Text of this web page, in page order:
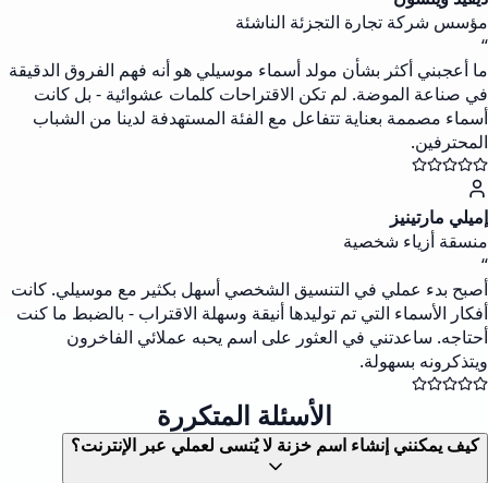
مؤسس شركة تجارة التجزئة الناشئة
“
ما أعجبني أكثر بشأن مولد أسماء موسيلي هو أنه فهم الفروق الدقيقة
في صناعة الموضة. لم تكن الاقتراحات كلمات عشوائية - بل كانت
أسماء مصممة بعناية تتفاعل مع الفئة المستهدفة لدينا من الشباب
المحترفين.
إميلي مارتينيز
منسقة أزياء شخصية
“
أصبح بدء عملي في التنسيق الشخصي أسهل بكثير مع موسيلي. كانت
أفكار الأسماء التي تم توليدها أنيقة وسهلة الاقتراب - بالضبط ما كنت
أحتاجه. ساعدتني في العثور على اسم يحبه عملائي الفاخرون
ويتذكرونه بسهولة.
الأسئلة المتكررة
كيف يمكنني إنشاء اسم خزنة لا يُنسى لعملي عبر الإنترنت؟